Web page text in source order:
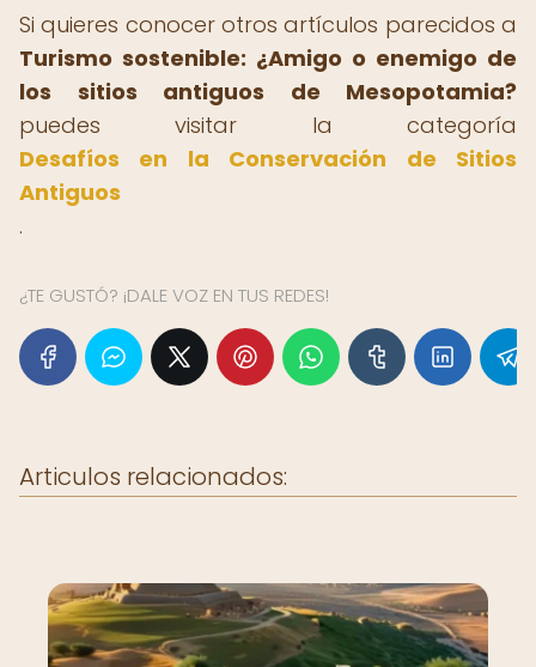
Si quieres conocer otros artículos parecidos a
Turismo sostenible: ¿Amigo o enemigo de
los sitios antiguos de Mesopotamia?
puedes visitar la categoría
Desafíos en la Conservación de Sitios
Antiguos
.
¿TE GUSTÓ? ¡DALE VOZ EN TUS REDES!
Articulos relacionados: